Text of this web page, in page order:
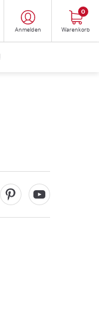
Anmelden Warenkorb
0